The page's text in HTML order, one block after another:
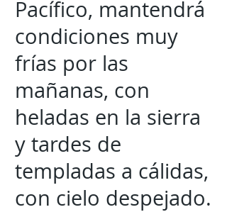
Pacífico, mantendrá
condiciones muy
frías por las
mañanas, con
heladas en la sierra
y tardes de
templadas a cálidas,
con cielo despejado.